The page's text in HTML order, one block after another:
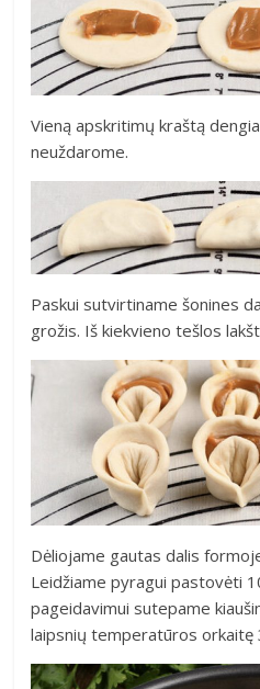
Vieną apskritimų kraštą
neuždarome.
Paskui sutvirtiname šonines
grožis. Iš kiekvieno tešlos
Dėliojame gautas dalis
Leidžiame pyragui pastovėti
pageidavimui sutepame
laipsnių temperatūros orkaitę